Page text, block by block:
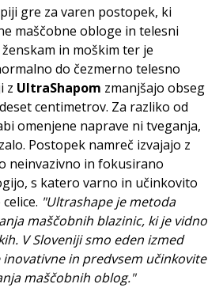
gre za varen postopek, ki
maščobne obloge in telesni
in moškim ter je
do čezmerno telesno
z UltraShapom zmanjšajo obseg
centimetrov. Za razliko od
omenjene naprave ni tveganja,
Postopek namreč izvajajo z
neinvazivno in fokusirano
s katero varno in učinkovito
"Ultrashape je metoda
maščobnih blazinic, ki je vidno
V Sloveniji smo eden izmed
in predvsem učinkovite
maščobnih oblog."